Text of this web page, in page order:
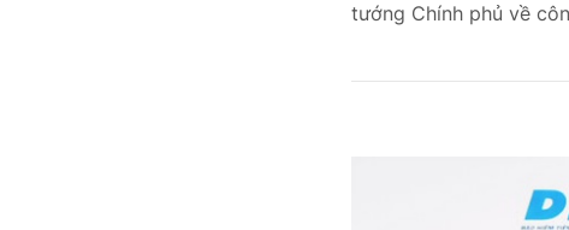
tướng Chính phủ về